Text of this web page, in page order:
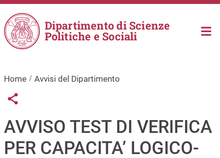
Salta al contenuto principale
Dipartimento di Scienze
Politiche e Sociali
Home Avvisi del Dipartimento
Links condivisione social
Share button
AVVISO TEST DI VERIFICA
PER CAPACITA’ LOGICO-